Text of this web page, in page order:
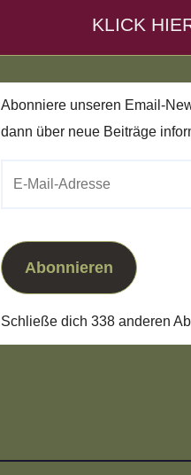
KLICK
Abonniere unseren Email-
dann über neue Beiträge
Abonnieren
Schließe dich 338 anderen